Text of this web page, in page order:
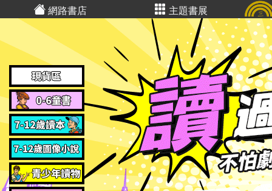
網路書店 主題書展